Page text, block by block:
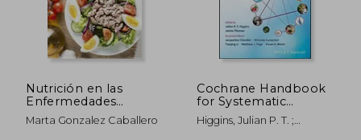
50%
dcto. $ 28.99
Nutrición en las
Enfermedades
Cardiovasculares-2ª-
Edición (Alimentacion
Marta Gonzalez Caballero
Cochrane Handbook
for Systematic
Reviews of
Interventions (Wiley
Higgins, Julian P. T. ;